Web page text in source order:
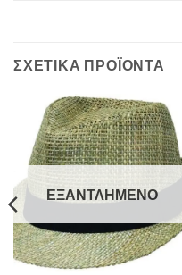
ΣΧΕΤΙΚΆ ΠΡΟΪΌΝΤΑ
ΕΞΑΝΤΛΗΜΈΝΟ